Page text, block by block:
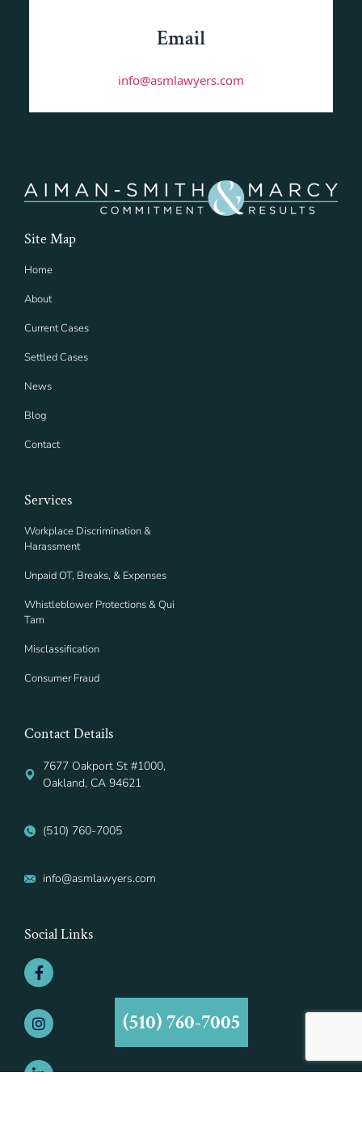
Email
info@asmlawyers.com
Site Map
Home
About
Current Cases
Settled Cases
News
Blog
Contact
Services
Workplace Discrimination &
Harassment
Unpaid OT, Breaks, & Expenses
Whistleblower Protections & Qui
Tam
Misclassification
Consumer Fraud
Contact Details
7677 Oakport St #1000,
Oakland, CA 94621
(510) 760-7005
info@asmlawyers.com
Social Links
(510) 760-7005